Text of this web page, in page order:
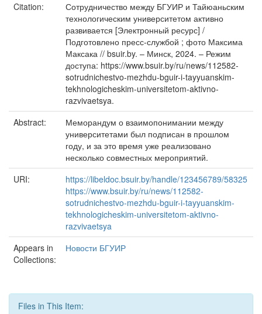
Citation:
Сотрудничество между БГУИР и Тайюаньским
технологическим университетом активно
развивается [Электронный ресурс] /
Подготовлено пресс-службой ; фото Максима
Максака // bsuir.by. – Минск, 2024. – Режим
доступа: https://www.bsuir.by/ru/news/112582-
sotrudnichestvo-mezhdu-bguir-i-tayyuanskim-
tekhnologicheskim-universitetom-aktivno-
razvivaetsya.
Abstract:
Меморандум о взаимопонимании между
университетами был подписан в прошлом
году, и за это время уже реализовано
несколько совместных мероприятий.
URI:
https://libeldoc.bsuir.by/handle/123456789/58325
https://www.bsuir.by/ru/news/112582-
sotrudnichestvo-mezhdu-bguir-i-tayyuanskim-
tekhnologicheskim-universitetom-aktivno-
razvivaetsya
Appears in
Collections:
Новости БГУИР
Files in This Item: